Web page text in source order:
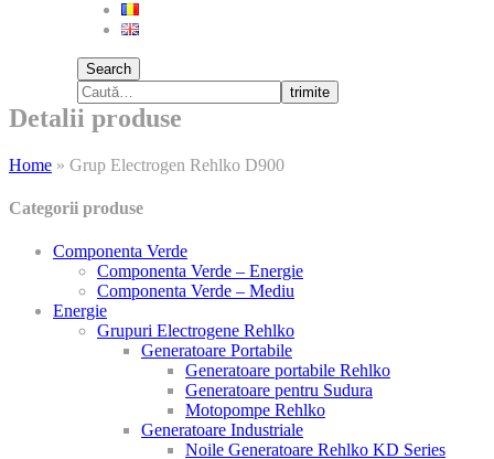
Search
trimite
Detalii produse
Home » Grup Electrogen Rehlko D900
Categorii produse
Componenta Verde
Componenta Verde – Energie
Componenta Verde – Mediu
Energie
Grupuri Electrogene Rehlko
Generatoare Portabile
Generatoare portabile Rehlko
Generatoare pentru Sudura
Motopompe Rehlko
Generatoare Industriale
Noile Generatoare Rehlko KD Series